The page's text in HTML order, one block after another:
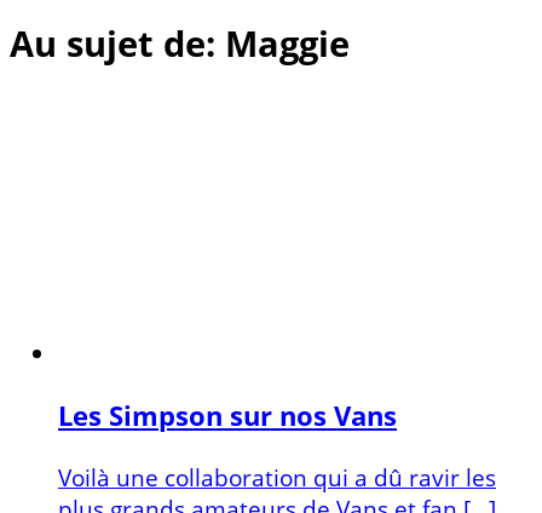
Au sujet de: Maggie
Les Simpson sur nos Vans
Voilà une collaboration qui a dû ravir les